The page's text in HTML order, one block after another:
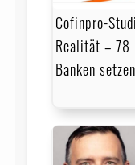
Cofinpro-
Realität – 78
Banken